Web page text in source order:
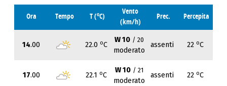
Ora Tempo T (oC)
Vento
(km/h)
Prec. Percepita
14.00 22.0 oC
W 10 / 20
moderato
assenti 22 oC
17.00 22.1 oC
W 10 / 21
moderato
assenti 22 oC